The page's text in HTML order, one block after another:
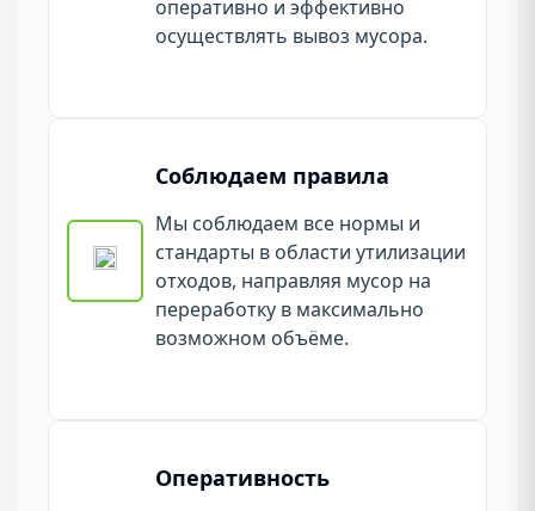
оперативно и эффективно
осуществлять вывоз мусора.
Соблюдаем правила
Мы соблюдаем все нормы и
стандарты в области утилизации
отходов, направляя мусор на
переработку в максимально
возможном объёме.
Оперативность